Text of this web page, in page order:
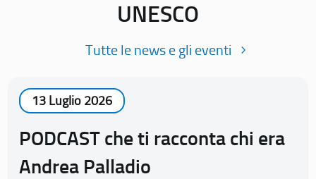
UNESCO
Tutte le news e gli eventi
13 Luglio 2026
PODCAST che ti racconta chi era
Andrea Palladio